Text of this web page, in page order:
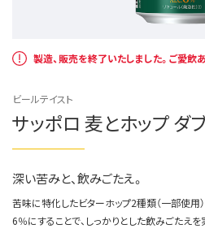
製造、販売を終了いたしました。ご愛飲
ビールテイスト
サッポロ 麦とホップ ダ
深い苦みと、飲みごたえ。
苦味に特化したビターホップ2種類（一部使用
6％にすることで、しっかりとした飲みごたえを